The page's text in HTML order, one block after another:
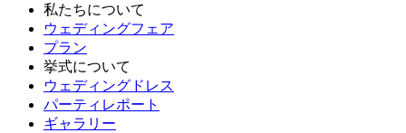
私たちについて
ウェディングフェア
プラン
挙式について
ウェディングドレス
パーティレポート
ギャラリー